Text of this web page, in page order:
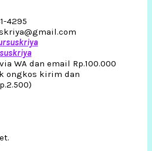
4295
WA dan email Rp.100.000
ongkos kirim dan